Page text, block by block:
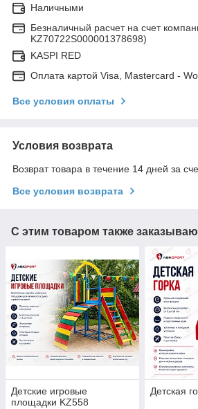
Наличными
Безналичный расчет на счет
KZ70722S000001378698)
KASPI RED
Оплата картой Visa, Mastercard -
Все условия оплаты
Условия возврата
Возврат товара в течение 14 дней за
Все условия возврата
С этим товаром также
Детские игровые
площадки KZ558
Детская